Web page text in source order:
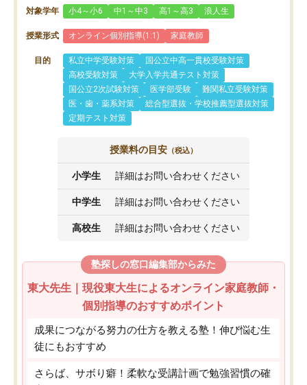
対象学年 小4～小6 中1～中3 高1～高3 浪人生
授業形式 オンライン個別指導(1:1) 家庭教師
目的 私立中学受験対策
国公立中高一貫校受験対策
高校受験対策
大学入学共通テスト対策
国公立2次試験対策
医学部受験
難関私立受験対策
医・歯・薬系対策
総合型選抜・学校推薦型選抜対策
定期テスト対策
授業料の目安 （税込）
小学生 詳細はお問い合わせください
中学生 詳細はお問い合わせください
高校生 詳細はお問い合わせください
塾探しの窓口編集部からみた
東大先生｜現役東大生によるオンライン家庭教師・
個別指導のおすすめポイント
成果につながる努力の仕方を教える塾！伸び悩む生
徒にもおすすめ
さらば、サボり癖！柔軟な受講計画で勉強習慣の確